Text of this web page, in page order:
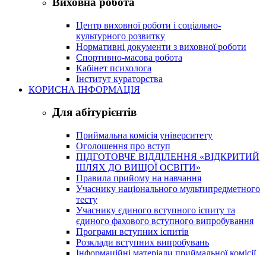
Центр виховної роботи і соціально-
культурного розвитку
Нормативні документи з виховної роботи
Спортивно-масова робота
Кабінет психолога
Інститут кураторства
КОРИСНА ІНФОРМАЦІЯ
Для абітурієнтів
Приймальна комісія університету
Оголошення про вступ
ПІДГОТОВЧЕ ВІДДІЛЕННЯ «ВІДКРИТИЙ
ШЛЯХ ДО ВИЩОЇ ОСВІТИ»
Правила прийому на навчання
Учаснику національного мультипредметного
тесту
Учаснику єдиного вступного іспиту та
єдиного фахового вступного випробування
Програми вступних іспитів
Розклади вступних випробувань
Інформаційні матеріали приймальної комісії